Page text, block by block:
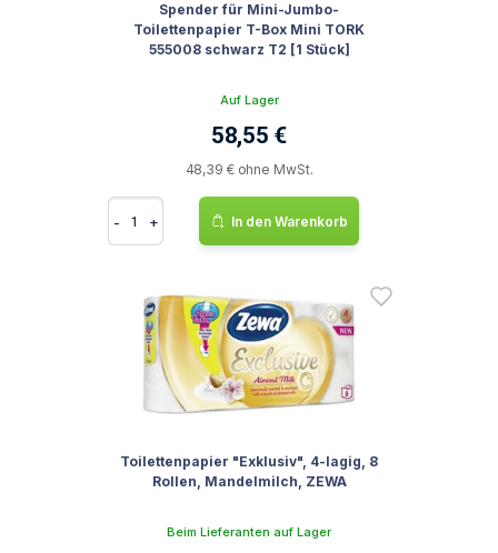
Spender für Mini-Jumbo-
Toilettenpapier T-Box Mini TORK
555008 schwarz T2 [1 Stück]
Auf Lager
58,55 €
48,39 € ohne MwSt.
- + In den Warenkorb
Toilettenpapier "Exklusiv", 4-lagig, 8
Rollen, Mandelmilch, ZEWA
Beim Lieferanten auf Lager